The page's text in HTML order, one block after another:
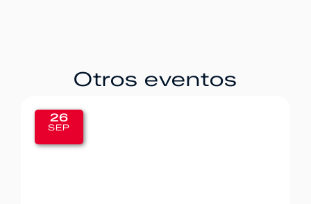
Otros eventos
26
SEP